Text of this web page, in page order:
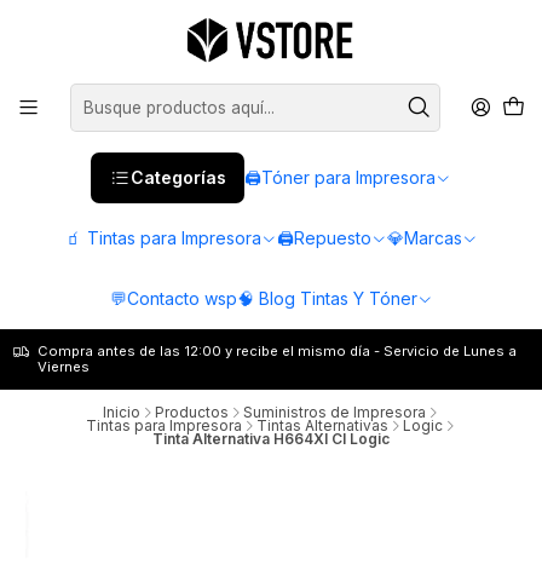
Categorías 🖨️Tóner para Impresora
🧃 Tintas para Impresora 🖨️Repuesto 💎Marcas
💬Contacto wsp🧠 Blog Tintas Y Tóner
Compra antes de las 12:00 y recibe el mismo día - Servicio de Lunes a
Viernes
Inicio Productos Suministros de Impresora
Tintas para Impresora Tintas Alternativas Logic
Tinta Alternativa H664Xl Cl Logic